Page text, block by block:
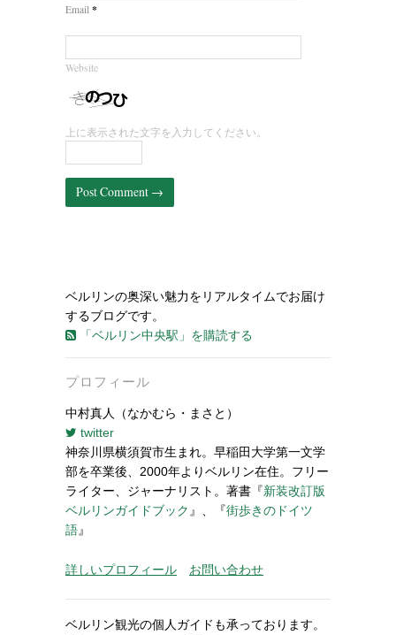
Email *
Website
上に表示された文字を入力してください。
ベルリンの奥深い魅力をリアルタイムでお届け
するブログです。
「ベルリン中央駅」を購読する
プロフィール
中村真人（なかむら・まさと）
twitter
神奈川県横須賀市生まれ。早稲田大学第一文学
部を卒業後、2000年よりベルリン在住。フリー
ライター、ジャーナリスト。著書『新装改訂版
ベルリンガイドブック』、『街歩きのドイツ
語』
詳しいプロフィール お問い合わせ
ベルリン観光の個人ガイドも承っております。